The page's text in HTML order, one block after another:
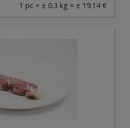
1 pc = ± 0.3 kg = ± 19.14 €